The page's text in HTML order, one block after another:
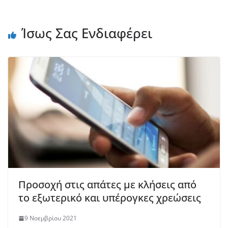
Ίσως Σας Ενδιαφέρει
Προσοχή στις απάτες με κλήσεις από
το εξωτερικό και υπέρογκες χρεώσεις
9 Νοεμβρίου 2021